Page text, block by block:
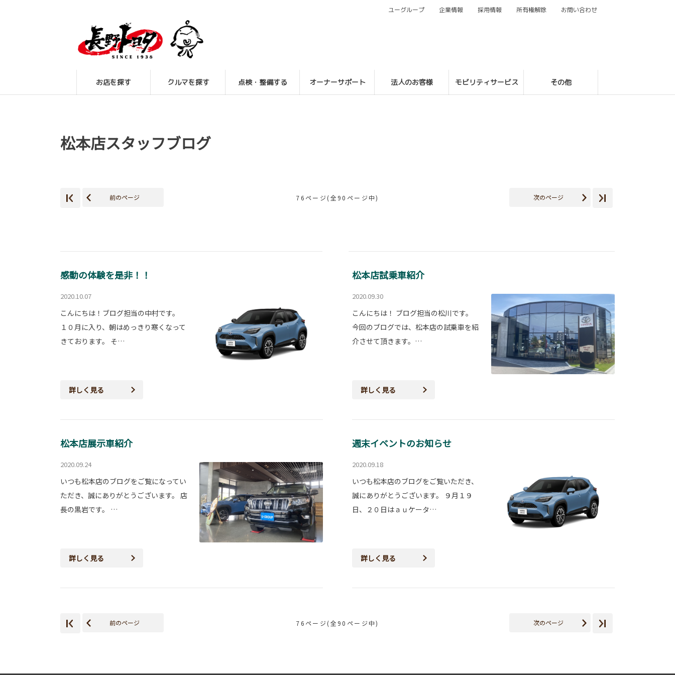
お店を探す クルマを探す 点検・整備する オーナーサポート 法人のお客様 モビリティサービス その他
ユーグループ 企業情報 採用情報 所有権解除 お問い合わせ
松本店スタッフブログ
前のページ 76ページ(全90ページ中) 次のページ
感動の体験を是非！！
2020.10.07
こんにちは！ブログ担当の中村です。
１０月に入り、朝はめっきり寒くなって
きております。 そ…
詳しく見る
松本店試乗車紹介
2020.09.30
こんにちは！ ブログ担当の松川です。
今回のブログでは、松本店の試乗車を紹
介させて頂きます。…
詳しく見る
松本店展示車紹介
2020.09.24
いつも松本店のブログをご覧になってい
ただき、誠にありがとうございます。 店
長の黒岩です。 …
詳しく見る
週末イベントのお知らせ
2020.09.18
いつも松本店のブログをご覧いただき、
誠にありがとうございます。 ９月１９
日、２０日はａｕケータ…
詳しく見る
前のページ 76ページ(全90ページ中) 次のページ